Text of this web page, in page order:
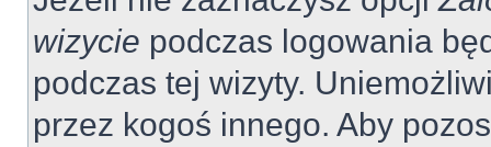
wizycie podczas logowania
podczas tej wizyty.
przez kogoś innego. Aby